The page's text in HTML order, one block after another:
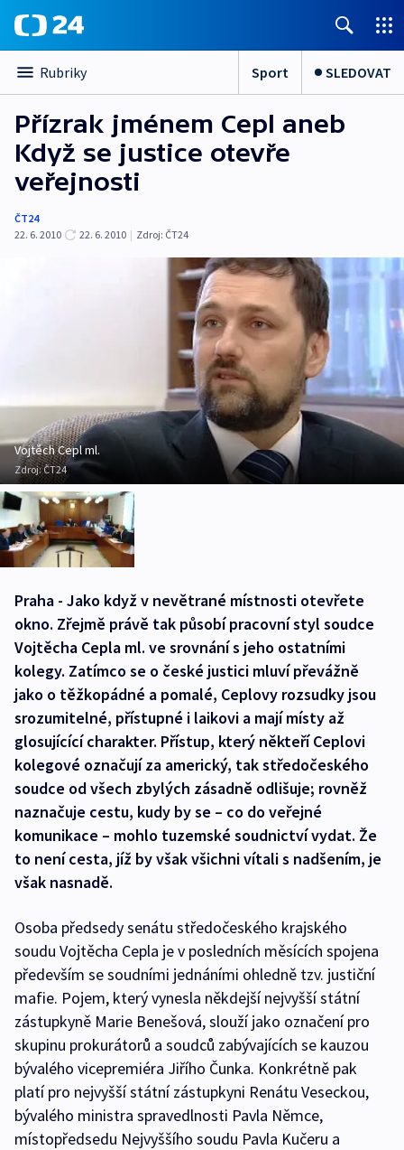
Rubriky Sport SLEDOVAT
Přízrak jménem Cepl aneb
Když se justice otevře
veřejnosti
ČT24
22. 6. 2010
22. 6. 2010 | Zdroj: ČT24
Vojtěch Cepl ml.
Zdroj:ČT24
Praha - Jako když v nevětrané místnosti otevřete
okno. Zřejmě právě tak působí pracovní styl soudce
Vojtěcha Cepla ml. ve srovnání s jeho ostatními
kolegy. Zatímco se o české justici mluví převážně
jako o těžkopádné a pomalé, Ceplovy rozsudky jsou
srozumitelné, přístupné i laikovi a mají místy až
glosujícící charakter. Přístup, který někteří Ceplovi
kolegové označují za americký, tak středočeského
soudce od všech zbylých zásadně odlišuje; rovněž
naznačuje cestu, kudy by se – co do veřejné
komunikace – mohlo tuzemské soudnictví vydat. Že
to není cesta, jíž by však všichni vítali s nadšením, je
však nasnadě.
Osoba předsedy senátu středočeského krajského
soudu Vojtěcha Cepla je v posledních měsících spojena
především se soudními jednáními ohledně tzv. justiční
mafie. Pojem, který vynesla někdejší nejvyšší státní
zástupkyně Marie Benešová, slouží jako označení pro
skupinu prokurátorů a soudců zabývajících se kauzou
bývalého vicepremiéra Jiřího Čunka. Konkrétně pak
platí pro nejvyšší státní zástupkyni Renátu Veseckou,
bývalého ministra spravedlnosti Pavla Němce,
místopředsedu Nejvyššího soudu Pavla Kučeru a